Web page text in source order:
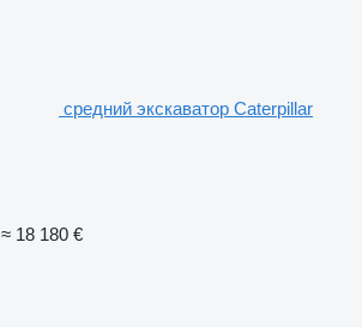
средний экскаватор Caterpillar
≈ 18 180 €